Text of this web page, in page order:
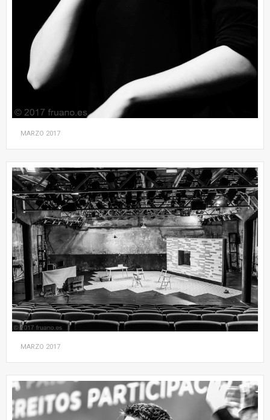
MARZO 2017
MARZO 2017